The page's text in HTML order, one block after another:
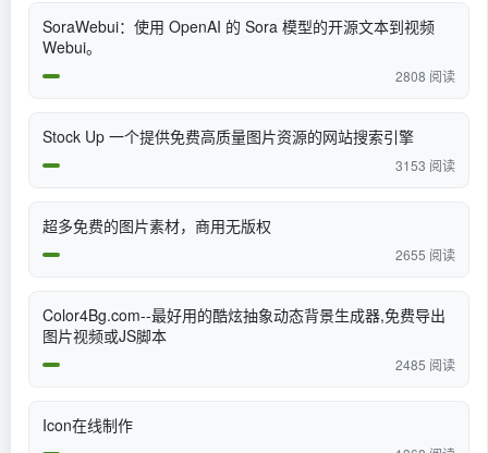
SoraWebui：使用 OpenAI 的 Sora 模型的开源文本到视频
Webui。
2808 阅读
Stock Up 一个提供免费高质量图片资源的网站搜索引擎
3153 阅读
超多免费的图片素材，商用无版权
2655 阅读
Color4Bg.com--最好用的酷炫抽象动态背景生成器,免费导出
图片视频或JS脚本
2485 阅读
Icon在线制作